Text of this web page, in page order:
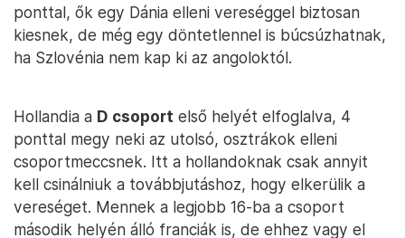
ponttal, ők egy Dánia elleni vereséggel biztosan
kiesnek, de még egy döntetlennel is búcsúzhatnak,
ha Szlovénia nem kap ki az angoloktól.
Hollandia a D csoport első helyét elfoglalva, 4
ponttal megy neki az utolsó, osztrákok elleni
csoportmeccsnek. Itt a hollandoknak csak annyit
kell csinálniuk a továbbjutáshoz, hogy elkerülik a
vereséget. Mennek a legjobb 16-ba a csoport
második helyén álló franciák is, de ehhez vagy el